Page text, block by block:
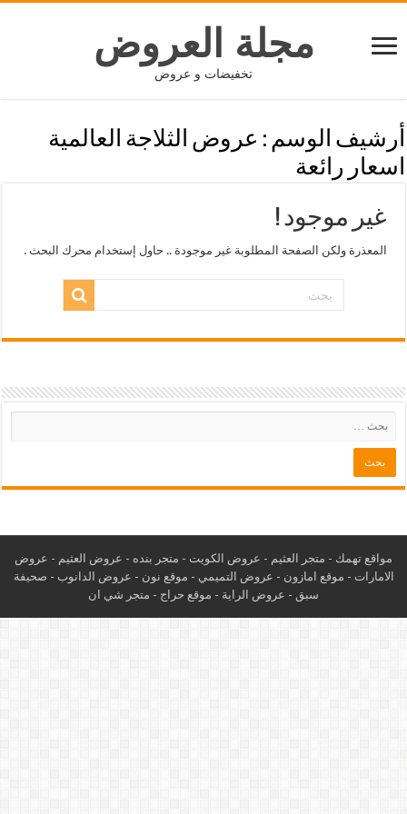
مجلة العروض
تخفيضات و عروض
أرشيف الوسم : عروض الثلاجة العالمية
اسعار رائعة
غير موجود !
المعذرة ولكن الصفحة المطلوبة غير موجودة .. حاول إستخدام محرك البحث .
مواقع تهمك - متجر العثيم - عروض الكويت - متجر بنده - عروض العثيم - عروض
الامارات - موقع امازون - عروض التميمي - موقع نون - عروض الدانوب - صحيفة
سبق - عروض الراية - موقع حراج - متجر شي ان